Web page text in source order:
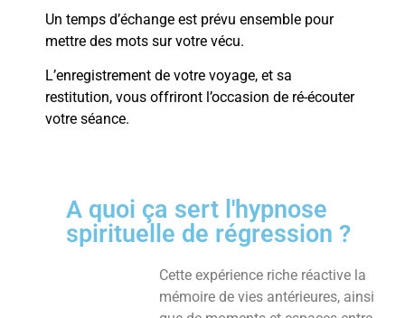
Un temps d’échange est prévu ensemble pour
mettre des mots sur votre vécu.
L’enregistrement de votre voyage, et sa
restitution, vous offriront l’occasion de ré-écouter
votre séance.
A quoi ça sert l'hypnose
spirituelle de régression ?
Cette expérience riche réactive la
mémoire de vies antérieures, ainsi